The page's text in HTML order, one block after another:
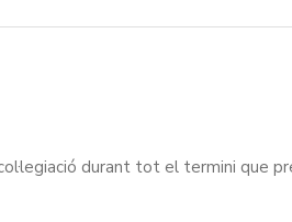
durant tot el termini que